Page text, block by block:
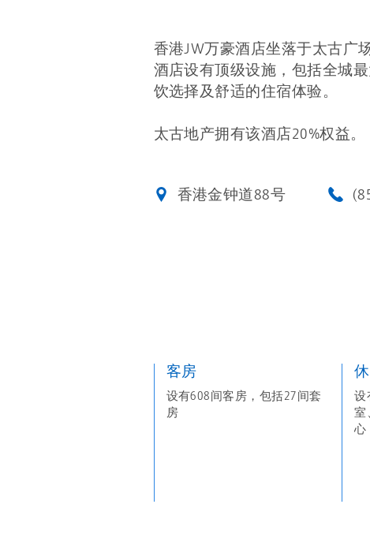
香港JW万豪酒店坐落于太古广
酒店设有顶级设施，包括全城
饮选择及舒适的住宿体验。
太古地产拥有该酒店20%权益。
香港金钟道88号
客房
设有608间客房，包括27间套
房
设
室
心